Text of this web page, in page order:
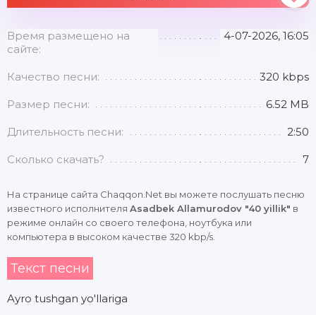
Время размещено на
сайте:
4-07-2026, 16:05
Качество песни: 320 kbps
Размер песни: 6.52 MB
Длительность песни: 2:50
Сколько скачать? 7
На странице сайта Chaqqon.Net вы можете послушать песню
известного исполнителя Asadbek Allamurodov "40 yillik" в
режиме онлайн со своего телефона, ноутбука или
компьютера в высоком качестве 320 kbp/s.
Текст песни
Ayro tushgan yo'llariga